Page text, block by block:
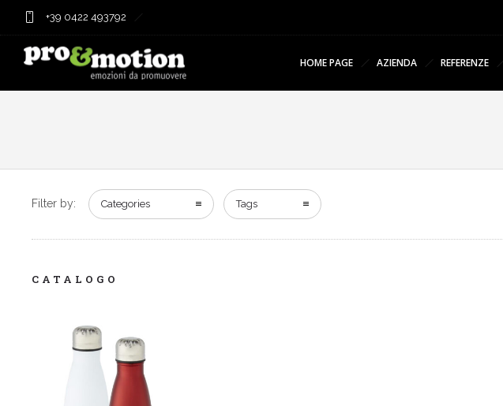
+39 0422 493792
HOME PAGE AZIENDA REFERENZE
Filter by: Categories Tags
CATALOGO